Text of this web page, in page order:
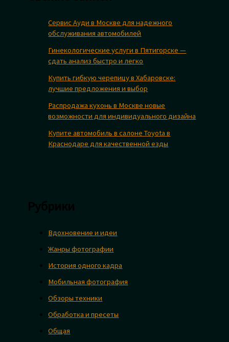
Сервис Ауди в Москве для надежного
обслуживания автомобилей
Гинекологические услуги в Пятигорске —
сдать анализ быстро и легко
Купить гибкую черепицу в Хабаровске:
лучшие предложения и выбор
Распродажа кухонь в Москве новые
возможности для индивидуального дизайна
Купите автомобиль в салоне Toyota в
Краснодаре для качественной езды
Вдохновение и идеи
Жанры фотографии
История одного кадра
Мобильная фотография
Обзоры техники
Обработка и пресеты
Общая